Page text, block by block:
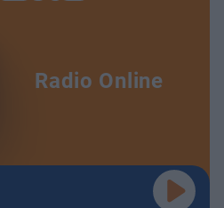
Radio Online